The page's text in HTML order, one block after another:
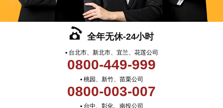
全年无休-24小时
▪ 台北市、新北市、宜兰、花莲公司
0800-449-999
▪ 桃园、新竹、苗栗公司
0800-003-007
▪ 台中、彰化、南投公司